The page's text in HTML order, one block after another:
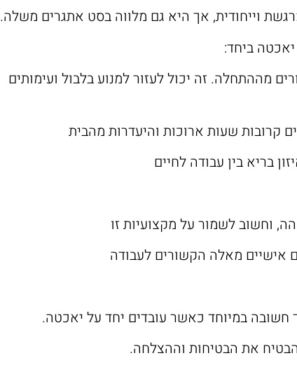
ביחד:
מההתחלה. זה יכול לעזור למנוע בלבול ועימותים
קרובות שעות ארוכות והיעדרות מהבית
בריא בין עבודה לחיים
וחשוב לשמור על מקצועיות זו
אישיים מאלה הקשורים לעבודה
במיוחד כאשר עובדים יחד על יאכטה.
את הבטיחות וההצלחה.